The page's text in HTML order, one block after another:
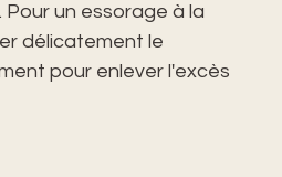
un essorage à la
délicatement le
pour enlever l'excès